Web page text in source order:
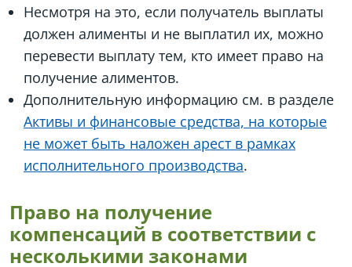
Несмотря на это, если получатель выплаты
должен алименты и не выплатил их, можно
перевести выплату тем, кто имеет право на
получение алиментов.
Дополнительную информацию см. в разделе
Активы и финансовые средства, на которые
не может быть наложен арест в рамках
исполнительного производства.
Право на получение
компенсаций в соответствии с
несколькими законами